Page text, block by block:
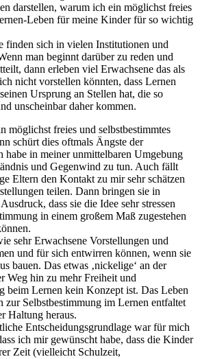
darstellen, warum ich ein möglichst freies
Leben für meine Kinder für so wichtig
finden sich in vielen Institutionen und
man beginnt darüber zu reden und
dann erleben viel Erwachsene das als
nicht vorstellen könnten, dass Lernen
Ursprung an Stellen hat, die so
unscheinbar daher kommen.
möglichst freies und selbstbestimmtes
schürt dies oftmals Ängste der
habe in meiner unmittelbaren Umgebung
und Gegenwind zu tun. Auch fällt
Eltern den Kontakt zu mir sehr schätzen
teilen. Dann bringen sie in
dass sie die Idee sehr stressen
in einem großem Maß zugestehen
sehr Erwachsene Vorstellungen und
und für sich entwirren können, wenn sie
bauen. Das etwas ‚nickelige‘ an der
Weg hin zu mehr Freiheit und
beim Lernen kein Konzept ist. Das Leben
zur Selbstbestimmung im Lernen entfaltet
Haltung heraus.
Entscheidungsgrundlage war für mich
ich mir gewünscht habe, dass die Kinder
Zeit (vielleicht Schulzeit,